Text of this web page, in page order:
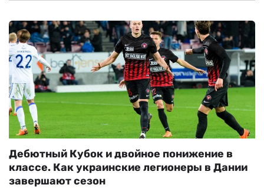
Дебютный Кубок и двойное понижение в
классе. Как украинские легионеры в Дании
завершают сезон